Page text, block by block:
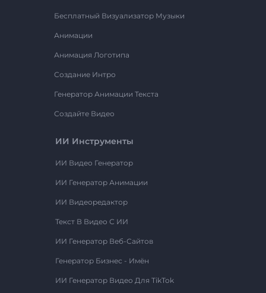
Бесплатный Визуализатор Музыки
Анимации
Анимация Логотипа
Создание Интро
Генератор Анимации Текста
Создайте Видео
ИИ Инструменты
ИИ Видео Генератор
ИИ Генератор Анимации
ИИ Видеоредактор
Текст В Видео С ИИ
ИИ Генератор Веб-Сайтов
Генератор Бизнес - Имён
ИИ Генератор Видео Для TikTok